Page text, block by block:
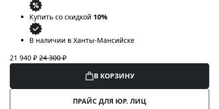
Купить со скидкой 10%
В наличии в Ханты-Мансийске
21 940 ₽ 24 300 ₽
В КОРЗИНУ
ПРАЙС ДЛЯ ЮР. ЛИЦ